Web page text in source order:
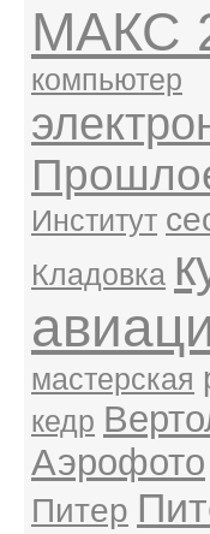
МАКС
компьютер
Институт
Кладовка
мастерская
кедр
Аэрофото
Питер